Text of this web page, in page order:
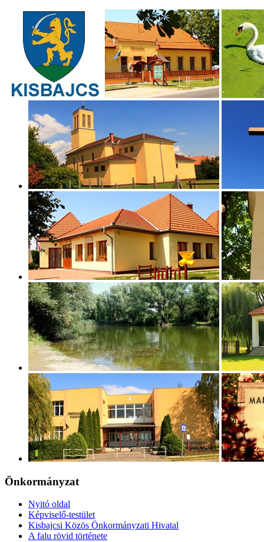
Önkormányzat
Nyitó oldal
Képviselő-testület
Kisbajcsi Közös Önkormányzati Hivatal
A falu rövid története